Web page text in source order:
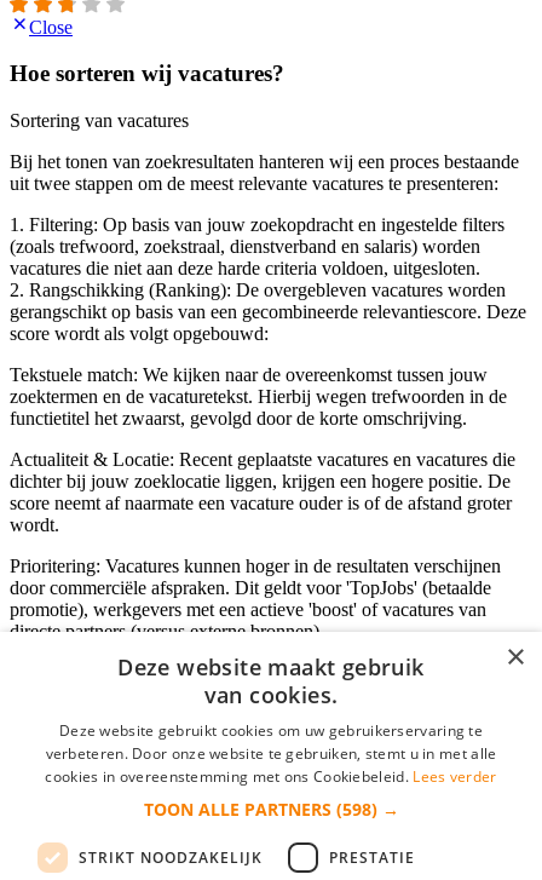
Close
Hoe sorteren wij vacatures?
Sortering van vacatures
Bij het tonen van zoekresultaten hanteren wij een proces bestaande
uit twee stappen om de meest relevante vacatures te presenteren:
1. Filtering: Op basis van jouw zoekopdracht en ingestelde filters
(zoals trefwoord, zoekstraal, dienstverband en salaris) worden
vacatures die niet aan deze harde criteria voldoen, uitgesloten.
2. Rangschikking (Ranking): De overgebleven vacatures worden
gerangschikt op basis van een gecombineerde relevantiescore. Deze
score wordt als volgt opgebouwd:
Tekstuele match: We kijken naar de overeenkomst tussen jouw
zoektermen en de vacaturetekst. Hierbij wegen trefwoorden in de
functietitel het zwaarst, gevolgd door de korte omschrijving.
Actualiteit & Locatie: Recent geplaatste vacatures en vacatures die
dichter bij jouw zoeklocatie liggen, krijgen een hogere positie. De
score neemt af naarmate een vacature ouder is of de afstand groter
wordt.
Prioritering: Vacatures kunnen hoger in de resultaten verschijnen
door commerciële afspraken. Dit geldt voor 'TopJobs' (betaalde
promotie), werkgevers met een actieve 'boost' of vacatures van
directe partners (versus externe bronnen).
Inloggen als bedrijf
*
login gegevens onthouden
×
Deze website maakt gebruik
van cookies.
Deze website gebruikt cookies om uw gebruikerservaring te
verbeteren. Door onze website te gebruiken, stemt u in met alle
cookies in overeenstemming met ons Cookiebeleid. Lees verder
TOON ALLE PARTNERS (598) →
STRIKT NOODZAKELIJK PRESTATIE